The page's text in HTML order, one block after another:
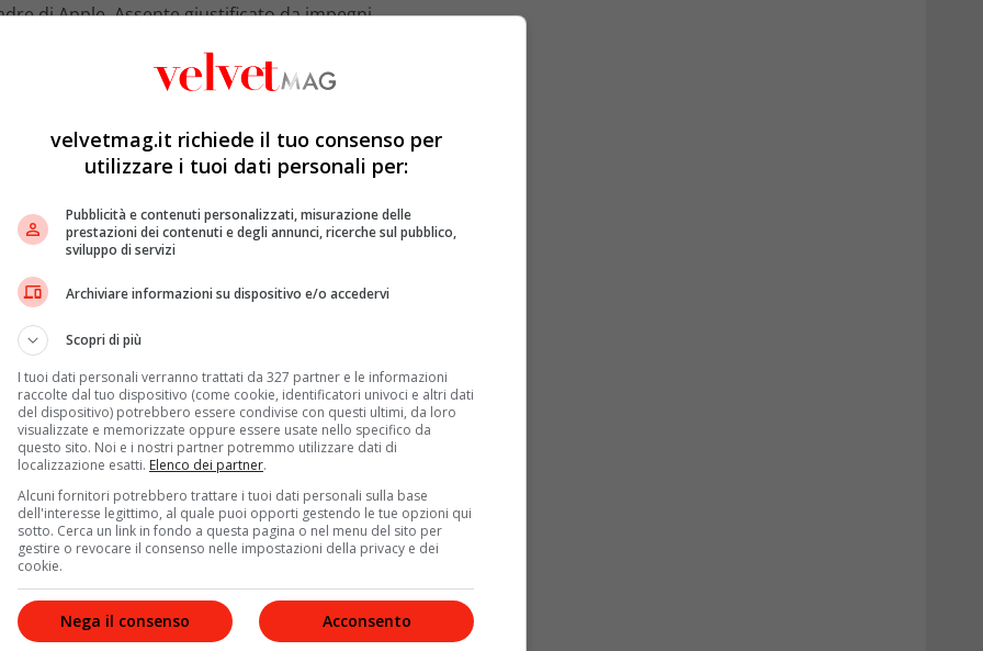
di Apple. Assente giustificato da impegni
Festival a Central Park, New York. Lui ora fa
Gwyneth. E anche con Brad. Lei li ha postati
#modernfamily’.
stato in segreto, per pochi intimi. Annunciato
primavera, il weekend agli Hamptons, la cena al
tv Jerry Seinfeld, le macchine degli amici
Downey jr e poi gli altri. Lo scorso gennaio, sul
eccitata. Non ho mai dovuto organizzare un vero
mi sento una 21enne”. Un matrimonio da favola.
velvetmag.it richiede il tuo consenso per
utilizzare i tuoi dati personali per:
Pubblicità e contenuti personalizzati, misurazione delle
prestazioni dei contenuti e degli annunci, ricerche sul pubblico,
sviluppo di servizi
Archiviare informazioni su dispositivo e/o accedervi
Scopri di più
I tuoi dati personali verranno trattati da 327 partner e le informazioni
raccolte dal tuo dispositivo (come cookie, identificatori univoci e altri dati
del dispositivo) potrebbero essere condivise con questi ultimi, da loro
visualizzate e memorizzate oppure essere usate nello specifico da
questo sito. Noi e i nostri partner potremmo utilizzare dati di
localizzazione esatti. Elenco dei partner.
Alcuni fornitori potrebbero trattare i tuoi dati personali sulla base
dell'interesse legittimo, al quale puoi opporti gestendo le tue opzioni qui
sotto. Cerca un link in fondo a questa pagina o nel menu del sito per
gestire o revocare il consenso nelle impostazioni della privacy e dei
cookie.
Acconsento
Nega il consenso